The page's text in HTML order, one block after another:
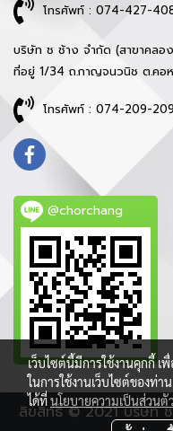
โทรศัพท์ : 074-427-
บริษัท ช ช้าง จำกัด (สาขาคลอ
ที่อยู่ 1/34 ถ.กาญจนวนิช ต.คอ
โทรศัพท์ : 074-209-
@chorchang
ลิขสิทธิ์ © 2021 บริษัท
เว็บไซต์นี้มีการใช้งานคุกกี้
ในการใช้งานเว็บไซต์ของท่
ได้ที่นโยบายความเป็นส่วนตัว